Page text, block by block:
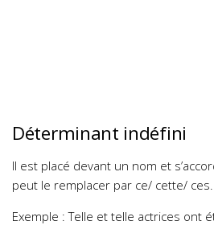
Déterminant indéfini
Il est placé devant un nom et
peut le remplacer par ce/ cette/ ces.
Exemple : Telle et telle actrices ont